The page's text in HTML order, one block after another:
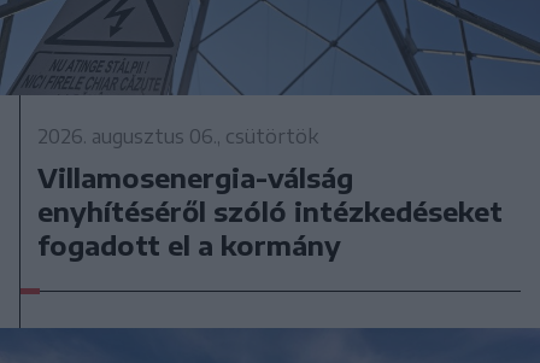
2026. augusztus 06., csütörtök
Villamosenergia-válság
enyhítéséről szóló intézkedéseket
fogadott el a kormány